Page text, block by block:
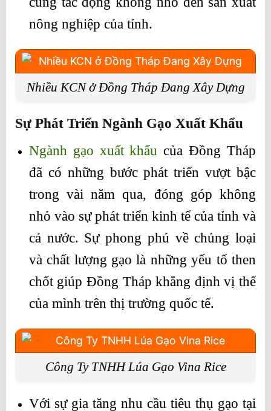
nông nghiệp của tỉnh.
Nhiều KCN ở Đồng Tháp Đang Xây Dựng
Sự Phát Triển Ngành Gạo Xuất Khẩu
Ngành gạo xuất khẩu của Đồng Tháp
đã có những bước phát triển vượt bậc
trong vài năm qua, đóng góp không
nhỏ vào sự phát triển kinh tế của tỉnh và
cả nước. Sự phong phú về chủng loại
và chất lượng gạo là những yếu tố then
chốt giúp Đồng Tháp khẳng định vị thế
của mình trên thị trường quốc tế.
Công Ty TNHH Lúa Gạo Vina Rice
Với ​​sự gia tăng nhu cầu tiêu thụ gạo tại